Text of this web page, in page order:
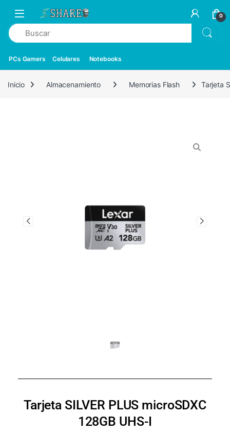
0
PCs Gamers Celulares Notebooks
Inicio Almacenamiento Memorias Flash Tarjeta
Tarjeta SILVER PLUS microSDXC
128GB UHS-I